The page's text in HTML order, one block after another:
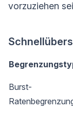
vorzuziehen
Burst-